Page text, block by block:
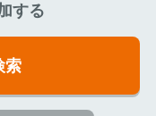
する
索